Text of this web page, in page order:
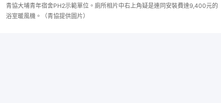
青協大埔青年宿舍PH2示範單位。廁所相片中右上角疑是連同安裝費達9,400元的
浴室暖風機。（青協提供圖片）